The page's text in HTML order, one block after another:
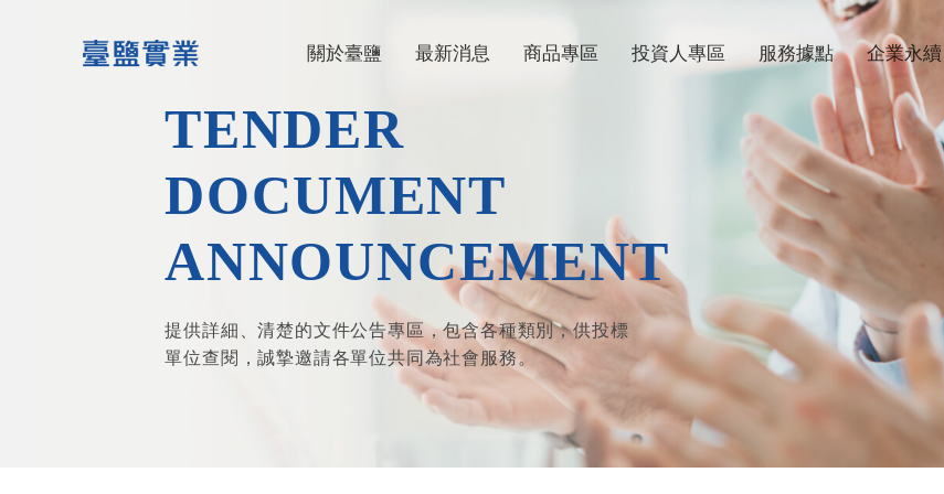
TENDER
DOCUMENT
ANNOUNCEMENT
提供詳細、清楚的文件公告專區，包含各種類別，供投標
單位查閱，誠摯邀請各單位共同為社會服務。
關於臺鹽 最新消息 商品專區 投資人專區 服務據點 企業永續